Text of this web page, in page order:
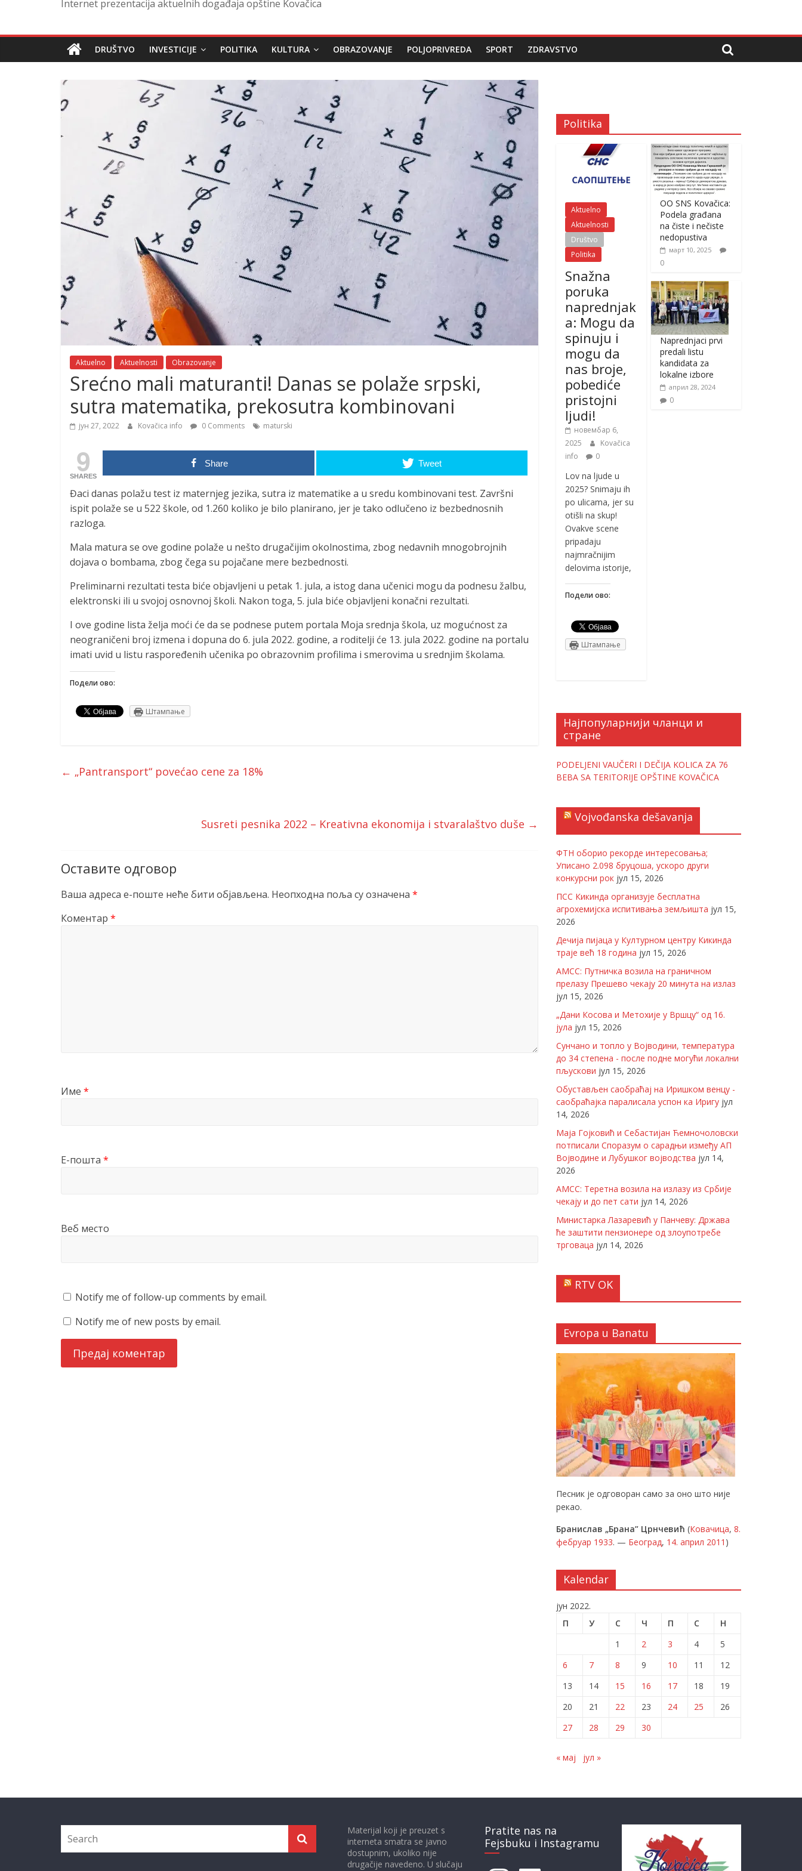
Internet prezentacija aktuelnih događaja opštine Kovačica
DRUŠTVO INVESTICIJE POLITIKA KULTURA OBRAZOVANJE POLJOPRIVREDA SPORT ZDRAVSTVO
Aktuelno Aktuelnosti Obrazovanje
Srećno mali maturanti! Danas se polaže srpski,
sutra matematika, prekosutra kombinovani
јун 27, 2022 Kovačica info 0 Comments maturski
9
SHARES
Share Tweet
Đaci danas polažu test iz maternjeg jezika, sutra iz matematike a u sredu kombinovani test. Završni
ispit polaže se u 522 škole, od 1.260 koliko je bilo planirano, jer je tako odlučeno iz bezbednosnih
razloga.
Mala matura se ove godine polaže u nešto drugačijim okolnostima, zbog nedavnih mnogobrojnih
dojava o bombama, zbog čega su pojačane mere bezbednosti.
Preliminarni rezultati testa biće objavljeni u petak 1. jula, a istog dana učenici mogu da podnesu žalbu,
elektronski ili u svojoj osnovnoj školi. Nakon toga, 5. jula biće objavljeni konačni rezultati.
I ove godine lista želja moći će da se podnese putem portala Moja srednja škola, uz mogućnost za
neograničeni broj izmena i dopuna do 6. jula 2022. godine, a roditelji će 13. jula 2022. godine na portalu
imati uvid u listu raspoređenih učenika po obrazovnim profilima i smerovima u srednjim školama.
Подели ово:
Штампање
← „Pantransport“ povećao cene za 18%
Susreti pesnika 2022 – Kreativna ekonomija i stvaralaštvo duše →
Оставите одговор
Ваша адреса е-поште неће бити објављена. Неопходна поља су означена *
Коментар *
Име *
Е-пошта *
Веб место
Notify me of follow-up comments by email.
Notify me of new posts by email.
Politika
Aktuelno
Aktuelnosti
Društvo
Politika
Snažna
poruka
naprednjak
a: Mogu da
spinuju i
mogu da
nas broje,
pobediće
pristojni
ljudi!
новембар 6,
2025
Kovačica
info
0
Lov na ljude u
2025? Snimaju ih
po ulicama, jer su
otišli na skup!
Ovakve scene
pripadaju
najmračnijim
delovima istorije,
Подели ово:
Штампање
OO SNS Kovačica:
Podela građana
na čiste i nečiste
nedopustiva
март 10, 2025
0
Naprednjaci prvi
predali listu
kandidata za
lokalne izbore
април 28, 2024
0
Најпопуларнији чланци и
стране
PODELJENI VAUČERI I DEČIJA KOLICA ZA 76
BEBA SA TERITORIJE OPŠTINE KOVAČICA
Vojvođanska dešavanja
ФТН оборио рекорде интересовања;
Уписано 2.098 бруцоша, ускоро други
конкурсни рок јул 15, 2026
ПСС Кикинда организује бесплатна
агрохемијска испитивања земљишта јул 15,
2026
Дечија пијаца у Културном центру Кикинда
траје већ 18 година јул 15, 2026
АМСС: Путничка возила на граничном
прелазу Прешево чекају 20 минута на излаз
јул 15, 2026
„Дани Косова и Метохије у Вршцу“ од 16.
јула јул 15, 2026
Сунчано и топло у Војводини, температура
до 34 степена - после подне могући локални
пљускови јул 15, 2026
Обустављен саобраћај на Иришком венцу -
саобраћајка паралисала успон ка Иригу јул
14, 2026
Маја Гојковић и Себастијан Ћемночоловски
потписали Споразум о сарадњи између АП
Војводине и Лубушког војводства јул 14,
2026
АМСС: Теретна возила на излазу из Србије
чекају и до пет сати јул 14, 2026
Министарка Лазаревић у Панчеву: Држава
ће заштити пензионере од злоупотребе
трговаца јул 14, 2026
RTV OK
Evropa u Banatu
Песник је одговоран само за оно што није
рекао.
Бранислав „Брана” Црнчевић (Ковачица, 8.
фебруар 1933. — Београд, 14. април 2011 )
Kalendar
јун 2022.
П
У С Ч П С
Н
1
2 3 4
5
6
7 8 9 10 11
12
13
14 15 16 17 18
19
20
21 22 23 24 25
26
27
28 29 30
« мај јул »
Materijal koji je preuzet s
interneta smatra se javno
dostupnim, ukoliko nije
drugačije navedeno. U slučaju
Pratite nas na
Fejsbuku i Instagramu